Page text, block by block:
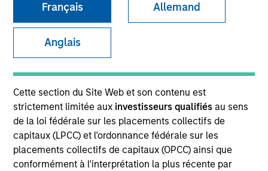
Français Allemand
Anglais
Cette section du Site Web et son contenu est
strictement limitée aux investisseurs qualifiésau sens
de la loi fédérale sur les placements collectifs de
capitaux (LPCC) et l'ordonnance fédérale sur les
placements collectifs de capitaux (OPCC) ainsi que
conformément à l'interprétation la plus récente par
Natural Gas Infrastructure
COUNTRY
United States